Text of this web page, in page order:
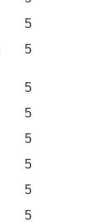
5
5
5
5
5
5
5
5